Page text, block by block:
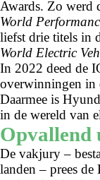
Awards. Zo werd
World
liefst drie titels in
World Electric
In 2022 deed de
overwinningen in
Daarmee is
in de wereld van
De vakjury –
landen – prees